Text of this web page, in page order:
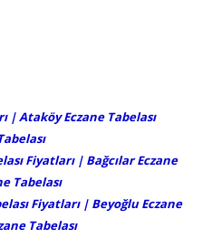
| Ataköy Eczane Tabelası
Fiyatları| Bağcılar Eczane
Tabelası
Fiyatları| Beyoğlu Eczane
Tabelası